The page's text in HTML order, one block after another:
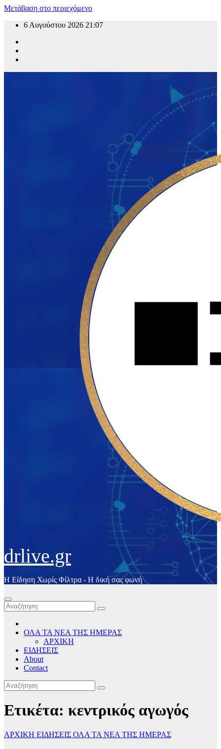
Μετάβαση στο περιεχόμενο
6 Αυγούστου 2026 21:07
drlive.gr
Η Είδηση Χωρίς Φίλτρα - H δική σας φωνή
ΟΛΑ ΤΑ ΝΕΑ ΤΗΣ ΗΜΕΡΑΣ
ΑΡΧΙΚΗ
ΕΙΔΗΣΕΙΣ
About
Contact
Ετικέτα: κεντρικός αγωγός
ΑΡΧΙΚΗ ΕΙΔΗΣΕΙΣ ΟΛΑ ΤΑ ΝΕΑ ΤΗΣ ΗΜΕΡΑΣ